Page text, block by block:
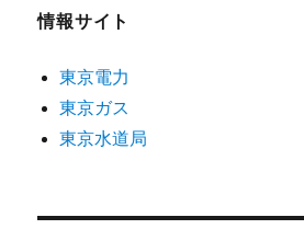
情報サイト
東京電力
東京ガス
東京水道局